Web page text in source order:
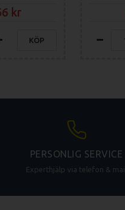
KÖP
PERSONLIG SERVICE
Experthjälp via telefon & mail